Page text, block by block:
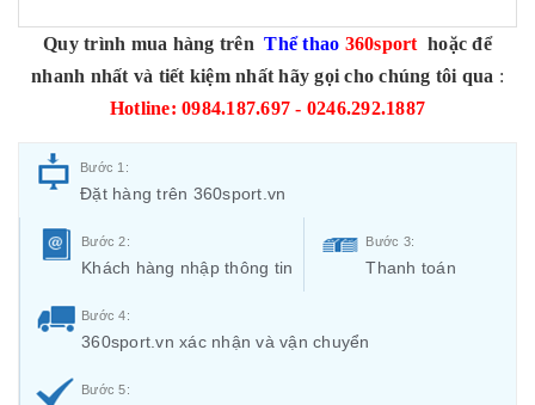
Quy trình mua hàng trên Thể thao 360sport hoặc để
nhanh nhất và tiết kiệm nhất hãy gọi cho chúng tôi qua :
Hotline: 0984.187.697 - 0246.292.1887
Bước 1:
Đặt hàng trên 360sport.vn
Bước 2:
Khách hàng nhập thông tin
Bước 3:
Thanh toán
Bước 4:
360sport.vn xác nhận và vận chuyển
Bước 5: